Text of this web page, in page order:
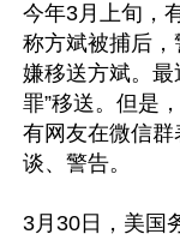
今年3月上旬，
称方斌被捕后，
嫌移送方斌。最
罪”移送。但是
有网友在微信
谈、警告。
3月30日，美国